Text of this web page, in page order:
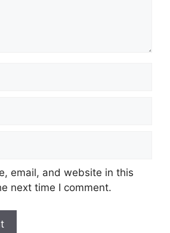
email, and website in this
next time I comment.